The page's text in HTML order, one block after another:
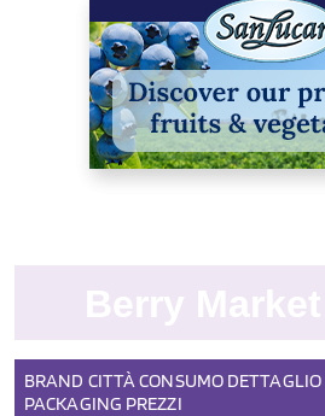
BRAND CITTÀCONSUMO DETTAGLIO
PACKAGING PREZZI